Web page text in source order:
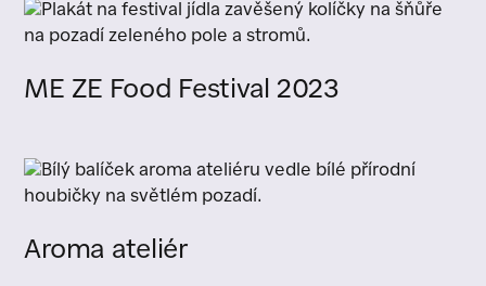
ME ZE Food Festival 2023
Aroma ateliér